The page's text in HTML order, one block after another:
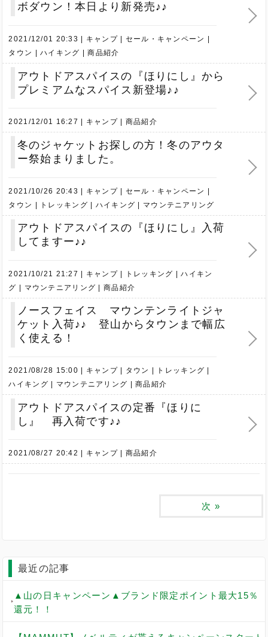
ボダウン！本日より新発売♪♪
2021/12/01 20:33 キャンプ
セール・キャンペーン
タウン
ハイキング 商品紹介
アウトドアスパイスの『ほりにし』から
プレミアムなスパイス新登場♪♪
2021/12/01 16:27 キャンプ 商品紹介
冬のジャケットお探しの方！冬のアウタ
ー祭始まりました。
2021/10/26 20:43 キャンプ
セール・キャンペーン
タウン
トレッキング ハイキング マウンテニアリング
アウトドアスパイスの『ほりにし』入荷
してますー♪♪
2021/10/21 21:27 キャンプ トレッキング
ハイキン
グ
マウンテニアリング 商品紹介
ノースフェイス マウンテンライトジャ
ケット入荷♪♪ 登山からタウンまで幅広
く使える！
2021/08/28 15:00 キャンプ タウン
トレッキング
ハイキング
マウンテニアリング 商品紹介
アウトドアスパイスの定番『ほりに
し』 再入荷です♪♪
2021/08/27 20:42 キャンプ 商品紹介
次 »
最近の記事
▲山の日キャンペーン▲ブランド限定ポイント最大15％
還元！！